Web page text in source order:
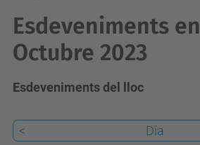
Esdeveniments en
Octubre 2023
Esdeveniments del lloc
< Dia